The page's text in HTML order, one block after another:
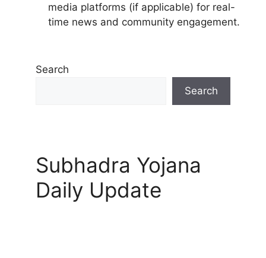
media platforms (if applicable) for real-
time news and community engagement.
Search
Search
Subhadra Yojana
Daily Update